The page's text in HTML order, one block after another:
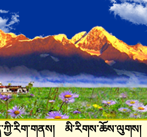
མི་རིགས་ཆོས་ལུགས།